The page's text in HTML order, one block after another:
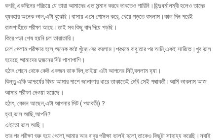
বলছি,একদিনের পরিচয়ে যে তারা আমাদের এত সন্মান করবে ভাবতেও পারিনি।হিন্দুধর্মালম্বী হলেও তাদের
ব্যবহার অনেক ভাল,এটা বুঝেছি।বাসায় এসে গোসল করে, খেয়ে পড়তে বসলাম।কাল দিন পরেই
রাজশাহীতে পরীক্ষা আছে।তাই সব কিছু বাদ দিয়ে পড়ছি।
কিরে পড়া শেষ হয়নি চল তারাতারি।
চলে গেলাম পরীক্ষার হলে,অনেক কষ্টে খুঁজে বের করলাম।প্রথমে বাবু তার পর আমি,একই সারিতে।খুব ভাল
হয়েছে আমাদের দুজনের সিট পাশাপাশি।
হঠাৎ পেছন থেকে কেউ একজন ডাক দিল,ভাইয়া এটা আপনের সিট,বললাম হ্যা।
কিন্তুু একি আশ্চর্যের বিষয় আমার পাশে জানালার ধারে তাকাতেই দেখি সেই পদ্মাবতী।আমি ভাবলাম আজ
আমার পরীক্ষা দেওয়া হয়েছে।
হঠাৎ, কেমন আছেন,এটা আপনার সিট ( পদ্মাবতী) ?
হ্যা,ভাল আছি,আপনি?
এইতো ভাল আছি।
তার পর পরীক্ষা শুরু হয়ে গেলো,আমার আর বাবুর পরীক্ষা ভালই হলো,তাকেও কিছুটা সাহায্য করেছি।সবাই